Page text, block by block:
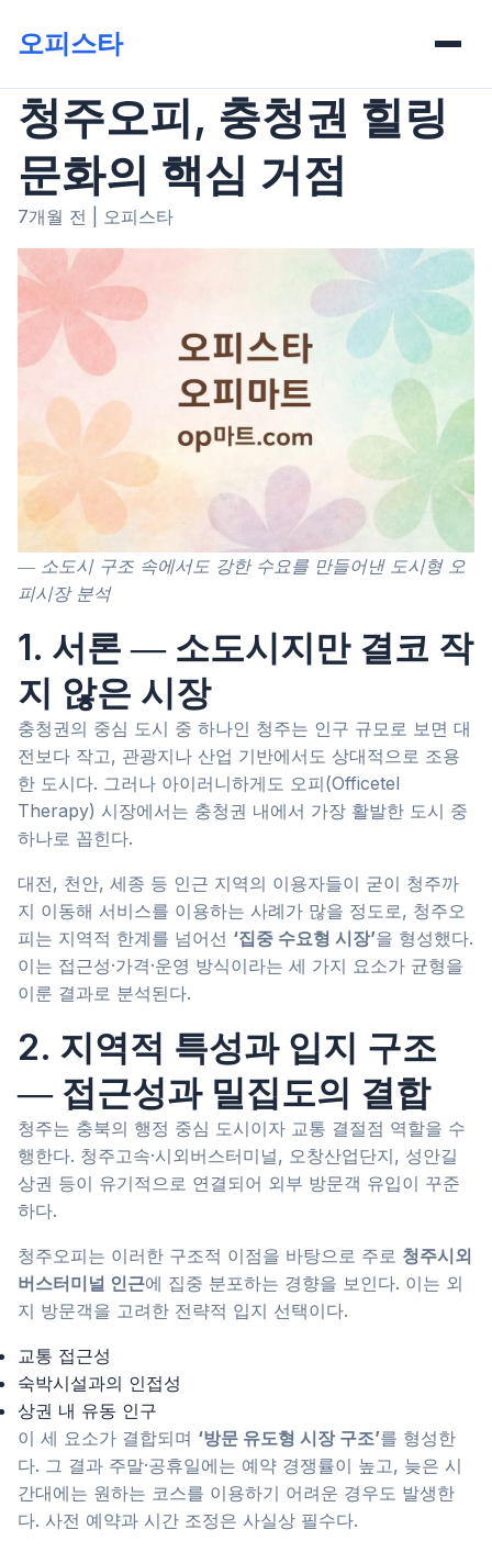
오피스타
청주오피, 충청권 힐링
문화의 핵심 거점
7개월 전 오피스타
― 소도시 구조 속에서도 강한 수요를 만들어낸 도시형 오
피시장 분석
1. 서론 ― 소도시지만 결코 작
지 않은 시장
충청권의 중심 도시 중 하나인 청주는 인구 규모로 보면 대
전보다 작고, 관광지나 산업 기반에서도 상대적으로 조용
한 도시다. 그러나 아이러니하게도 오피(Officetel
Therapy) 시장에서는 충청권 내에서 가장 활발한 도시 중
하나로 꼽힌다.
대전, 천안, 세종 등 인근 지역의 이용자들이 굳이 청주까
지 이동해 서비스를 이용하는 사례가 많을 정도로, 청주오
피는 지역적 한계를 넘어선 ‘집중 수요형 시장’을 형성했다.
이는 접근성·가격·운영 방식이라는 세 가지 요소가 균형을
이룬 결과로 분석된다.
2. 지역적 특성과 입지 구조
― 접근성과 밀집도의 결합
청주는 충북의 행정 중심 도시이자 교통 결절점 역할을 수
행한다. 청주고속·시외버스터미널, 오창산업단지, 성안길
상권 등이 유기적으로 연결되어 외부 방문객 유입이 꾸준
하다.
청주오피는 이러한 구조적 이점을 바탕으로 주로 청주시외
버스터미널 인근에 집중 분포하는 경향을 보인다. 이는 외
지 방문객을 고려한 전략적 입지 선택이다.
교통 접근성
숙박시설과의 인접성
상권 내 유동 인구
이 세 요소가 결합되며 ‘방문 유도형 시장 구조’를 형성한
다. 그 결과 주말·공휴일에는 예약 경쟁률이 높고, 늦은 시
간대에는 원하는 코스를 이용하기 어려운 경우도 발생한
다. 사전 예약과 시간 조정은 사실상 필수다.